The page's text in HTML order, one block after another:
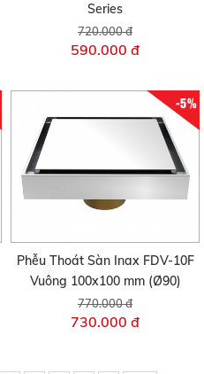
Series
720.000 đ
590.000 đ
-5%
Phễu Thoát Sàn Inax FDV-10F
Vuông 100x100 mm (Ø90)
770.000 đ
730.000 đ